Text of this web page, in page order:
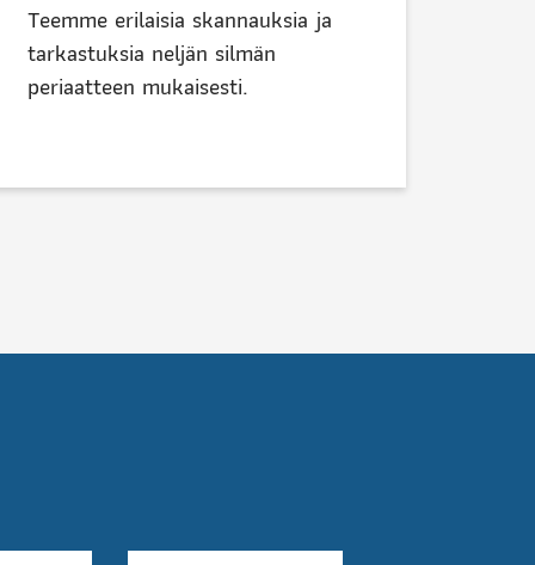
Teemme erilaisia skannauksia ja
tarkastuksia neljän silmän
periaatteen mukaisesti.